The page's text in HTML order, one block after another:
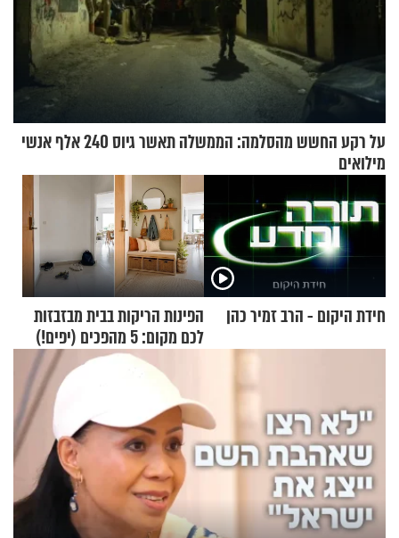
על רקע החשש מהסלמה: הממשלה תאשר גיוס 240 אלף אנשי
מילואים
חידת היקום - הרב זמיר כהן
הפינות הריקות בבית מבזבזות
לכם מקום: 5 מהפכים (יפים!)
שאפשר לעשות כבר היום